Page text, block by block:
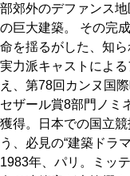
カレー
京都お
私と店
部郊外のデファンス
の巨大建築。 その完
命を揺るがした、知ら
実力派キャストによ
え、第78回カンヌ国
セザール賞8部門ノミ
獲得。日本での国立
う、必見の“建築ドラマ
1983年、パリ。ミッ